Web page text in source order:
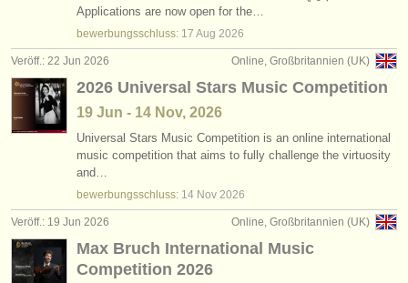
Applications are now open for the…
bewerbungsschluss: 17 Aug 2026
Online, Großbritannien (UK)
Veröff.: 22 Jun 2026
2026 Universal Stars Music Competition
19 Jun - 14 Nov, 2026
Universal Stars Music Competition is an online international
music competition that aims to fully challenge the virtuosity
and…
bewerbungsschluss: 14 Nov 2026
Online, Großbritannien (UK)
Veröff.: 19 Jun 2026
Max Bruch International Music
Competition 2026